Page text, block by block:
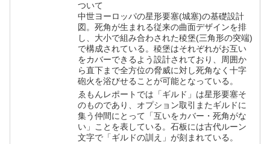
ついて
中世ヨーロッパの星形要塞(城塞)の基礎設計
図。死角が生まれる従来の曲面デザインを排
し、大小で組み合わされた稜堡(三角形の突端)
で構成されている。稜堡はそれぞれがお互い
をカバーできるよう設計されており、周囲か
ら直下まで全方位の脅威に対し死角なく十字
砲火を浴びせることが可能となっている。
ゑもんレポートでは「ギルド」は星形要塞そ
のものであり、オプション取引またギルドに
集う仲間にとって「互いをカバー・死角がな
い」ことを表している。石板には古代ルーン
文字で「ギルドの訓え」が刻まれている。